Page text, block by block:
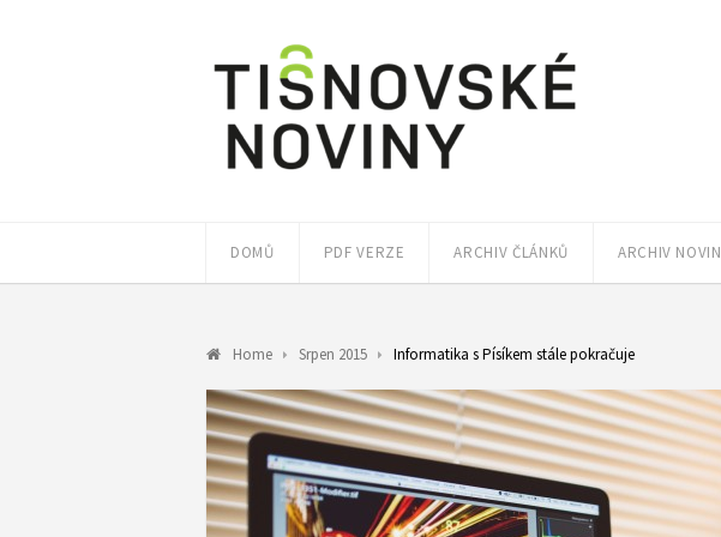
DOMŮ PDF VERZE ARCHIV ČLÁNKŮ ARCHIV NOVIN
Home Srpen 2015 Informatika s Písíkem stále pokračuje